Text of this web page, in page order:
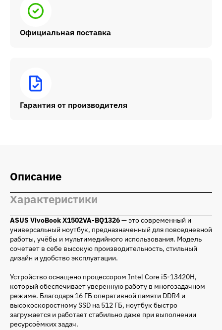
Официальная поставка
Гарантия от производителя
Описание
Характеристики
ASUS VivoBookX1502VA-BQ1326— это современный и
универсальный ноутбук, предназначенный для повседневной
работы, учёбы и мультимедийного использования. Модель
сочетает в себе высокую производительность, стильный
дизайн и удобство эксплуатации.
Устройство оснащено процессором Intel Core i5-13420H,
который обеспечивает уверенную работу в многозадачном
режиме. Благодаря 16 ГБ оперативной памяти DDR4 и
высокоскоростному SSD на 512 ГБ, ноутбук быстро
загружается и работает стабильно даже при выполнении
ресурсоёмких задач.